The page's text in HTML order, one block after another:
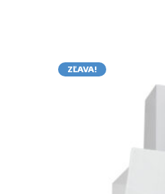
ZĽAVA!